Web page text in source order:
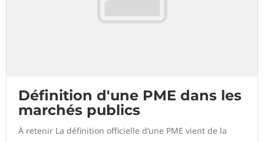
Définition d'une PME dans les
marchés publics
À retenir La définition officielle d’une PME vient de la